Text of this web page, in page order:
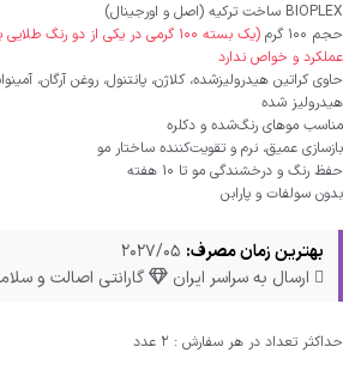
BIOPLEX ساخت ترکیه (اصل و اورجینال)
حجم 100 گرم
(یک بسته 100 گرمی در یکی از دو
عملکرد و خواص ندارد
حاوی کراتین هیدرولیزشده، کلاژن، پانتنول، روغن آرگان،
هیدرولیز شده
مناسب موهای رنگ‌شده و دکلره
بازسازی عمیق، نرم‌ و تقویت‌کننده ساختار مو
حفظ رنگ و درخشندگی مو تا 10 هفته
بدون سولفات و پارابن
بهترین زمان مصرف:
ارسال به سراسر ایران
گارانتی اصالت و
حداکثر تعداد در هر سفارش : 2 عدد